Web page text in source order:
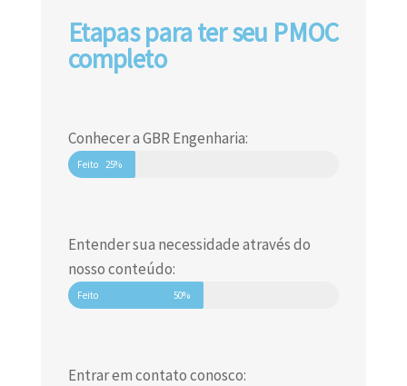
Etapas para ter seu PMOC
completo
Conhecer a GBR Engenharia:
Feito 25%
Entender sua necessidade através do
nosso conteúdo:
Feito 50%
Entrar em contato conosco: